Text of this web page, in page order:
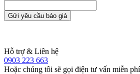
Gửi yêu cầu báo giá
Hỗ trợ & Liên hệ
0903 223 663
Hoặc chúng tôi sẽ gọi điện tư vấn miễn